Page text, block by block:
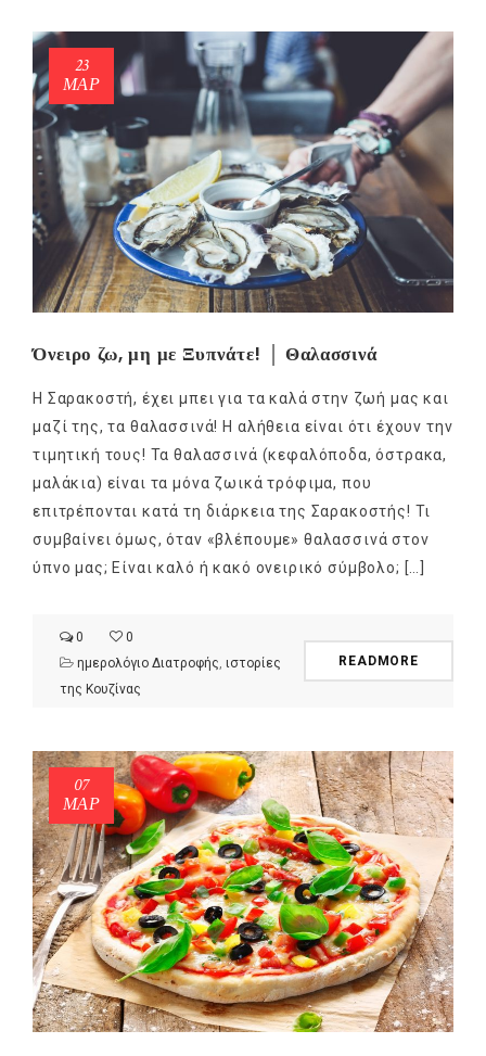
23
ΜΑΡ
Όνειρο ζω, μη με Ξυπνάτε! │ Θαλασσινά
Η Σαρακοστή, έχει μπει για τα καλά στην ζωή μας και
μαζί της, τα θαλασσινά! Η αλήθεια είναι ότι έχουν την
τιμητική τους! Τα θαλασσινά (κεφαλόποδα, όστρακα,
μαλάκια) είναι τα μόνα ζωικά τρόφιμα, που
επιτρέπονται κατά τη διάρκεια της Σαρακοστής! Τι
συμβαίνει όμως, όταν «βλέπουμε» θαλασσινά στον
ύπνο μας; Είναι καλό ή κακό ονειρικό σύμβολο; […]
0
0
ημερολόγιο Διατροφής, ιστορίες
της Κουζίνας
READMORE
07
ΜΑΡ